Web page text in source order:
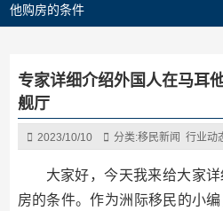
他购房的条件
专家详细介绍外国人在马耳
舰厅
2023/10/10 分类:移民新闻 行业动
大家好，今天我来给大家
房的条件。作为洲际移民的小